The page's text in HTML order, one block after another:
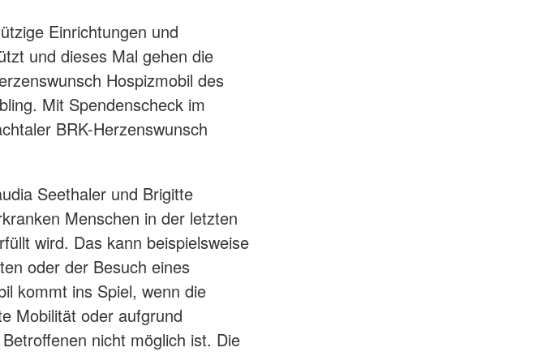
Einrichtungen und
und dieses Mal gehen die
Hospizmobil des
Mit Spendenscheck im
BRK-Herzenswunsch
Seethaler und Brigitte
Menschen in der letzten
wird. Das kann beispielsweise
oder der Besuch eines
kommt ins Spiel, wenn die
Mobilität oder aufgrund
nicht möglich ist. Die